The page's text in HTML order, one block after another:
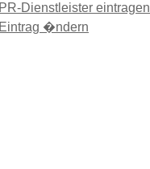
PR-Dienstleister eintragen
Eintrag �ndern